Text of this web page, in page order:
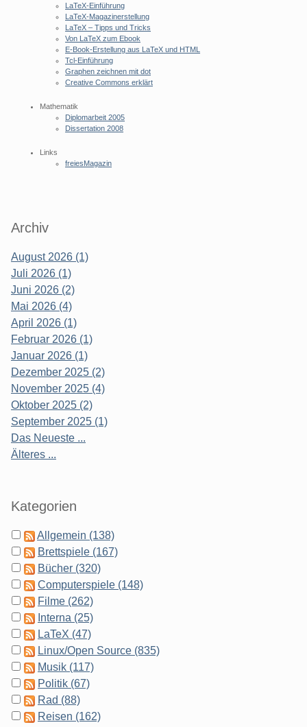
LaTeX-Einführung
LaTeX-Magazinerstellung
LaTeX – Tipps und Tricks
Von LaTeX zum Ebook
E-Book-Erstellung aus LaTeX und HTML
Tcl-Einführung
Graphen zeichnen mit dot
Creative Commons erklärt
Mathematik
Diplomarbeit 2005
Dissertation 2008
Links
freiesMagazin
Archiv
August 2026 (1)
Juli 2026 (1)
Juni 2026 (2)
Mai 2026 (4)
April 2026 (1)
Februar 2026 (1)
Januar 2026 (1)
Dezember 2025 (2)
November 2025 (4)
Oktober 2025 (2)
September 2025 (1)
Das Neueste ...
Älteres ...
Kategorien
Allgemein (138)
Brettspiele (167)
Bücher (320)
Computerspiele (148)
Filme (262)
Interna (25)
LaTeX (47)
Linux/Open Source (835)
Musik (117)
Politik (67)
Rad (88)
Reisen (162)